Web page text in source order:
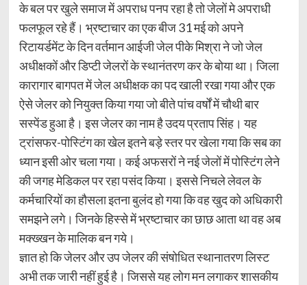
के बल पर खुले समाज में अपराध पनप रहा है तो जेलों मे अपराधी
फलफूल रहे हैं। भ्रष्टाचार का एक बीज 31 मई को अपने
रिटायर्डमेंट के दिन वर्तमान आईजी जेल पीके मिश्रा ने जो जेल
अधीक्षकों और डिप्टी जेलरों के स्थानंतरण कर के बोया था। जिला
कारागार बागपत में जेल अधीक्षक का पद खाली रखा गया और एक
ऐसे जेलर को नियुक्त किया गया जो बीते पांच वर्षों में चौथी बार
सस्पेंड हुआ है। इस जेलर का नाम है उदय प्रताप सिंह। यह
ट्रांसफर-पोस्टिंग का खेल इतने बड़े स्तर पर खेला गया कि सब का
ध्यान इसी ओर चला गया। कई अफसरों ने नई जेलों में पोस्टिंग लेने
की जगह मेडिकल पर रहा पसंद किया। इससे निचले लेवल के
कर्मचारियों का हौसला इतना बुलंद हो गया कि वह खुद को अधिकारी
समझने लगे। जिनके हिस्से में भ्रष्टाचार का छाछ आता था वह अब
मक्ख्खन के मालिक बन गये।
ज्ञात हो कि जेलर और उप जेलर की संषोधित स्थानातरण लिस्ट
अभी तक जारी नहीं हुई है। जिससे यह लोग मन लगाकर शासकीय